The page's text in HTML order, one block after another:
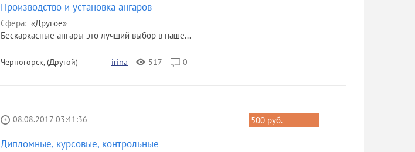
Производство и установка ангаров
Сфера: «Другое»
Бескаркасные ангары это лучший выбор в наше...
Черногорск, (Другой) irina 517 0
08.08.2017 03:41:36
Дипломные, курсовые, контрольные
500 руб.